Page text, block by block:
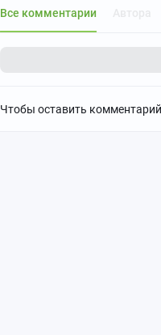
Все комментарии
Чтобы оставить